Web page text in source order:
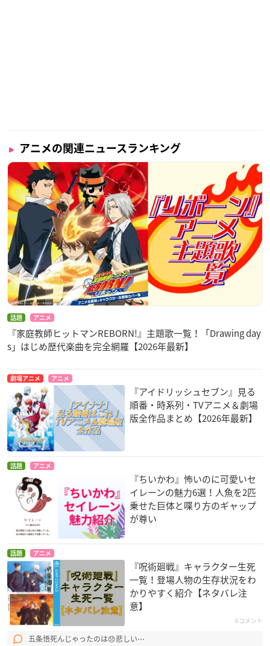
アニメの関連ニュースランキング
話題 アニメ
『家庭教師ヒットマンREBORN!』主題歌一覧！「Drawing day
s」はじめ歴代楽曲を完全網羅【2026年最新】
劇場アニメ アニメ
『アイドリッシュセブン』見る
順番・時系列・TVアニメ＆劇場
版全作品まとめ【2026年最新】
話題 アニメ
『ちいかわ』怖いのに可愛いセ
イレーンの魅力6選！人魚を2匹
乗せた巨体と喋り方のギャップ
が尊い
話題 アニメ
『呪術廻戦』キャラクター生死
一覧！登場人物の生存状況をわ
かりやすく紹介【ネタバレ注
意】
6コメント
五条悟死んじゃったのは😞悲しい⋯